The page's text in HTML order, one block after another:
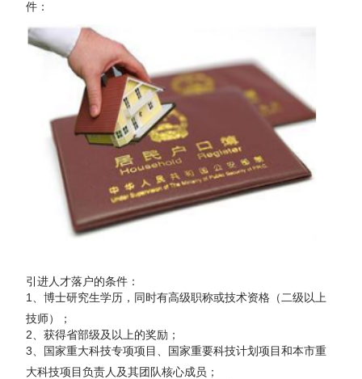
件：
引进人才落户的条件：
1、博士研究生学历，同时有高级职称或技术资格（二级以上
技师）；
2、获得省部级及以上的奖励；
3、国家重大科技专项项目、国家重要科技计划项目和本市重
大科技项目负责人及其团队核心成员；